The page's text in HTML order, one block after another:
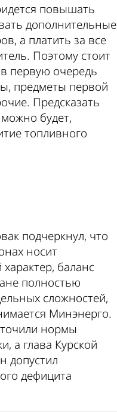
повышать
дополнительные
а платить за все
Поэтому стоит
первую очередь
предметы первой
Предсказать
будет,
топливного
подчеркнул, что
носит
баланс
полностью
сложностей,
Минэнерго.
нормы
а глава Курской
допустил
дефицита